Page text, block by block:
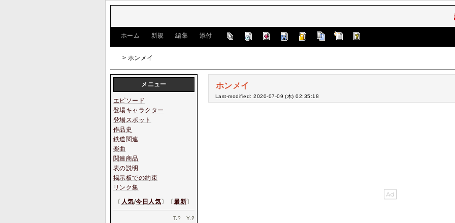
ホーム 新規 編集 添付
> ホンメイ
ホンメイ
Last-modified: 2020-07-09 (木) 02:35:18
メニュー
エピソード
登場キャラクター
登場スポット
作品史
鉄道関連
楽曲
関連商品
表の説明
掲示板での約束
リンク集
〔 人気/今日人気〕〔最新〕
T. ? Y. ?